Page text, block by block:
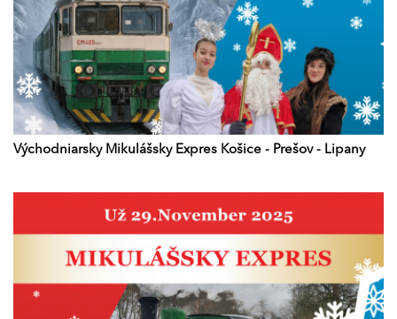
Východniarsky Mikulášsky Expres Košice - Prešov - Lipany